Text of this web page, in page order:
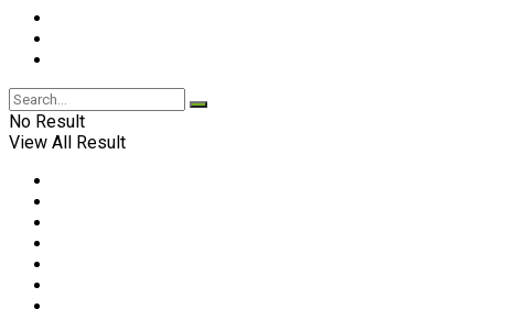
No Result
View All Result